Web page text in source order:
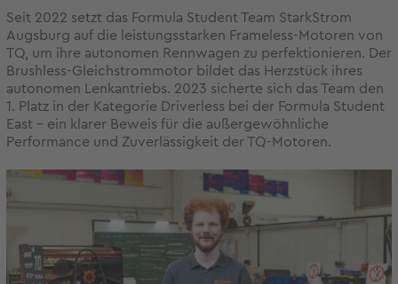
Seit 2022 setzt das Formula Student Team StarkStrom
Augsburg auf die leistungsstarken Frameless-Motoren von
TQ, um ihre autonomen Rennwagen zu perfektionieren. Der
Brushless-Gleichstrommotor bildet das Herzstück ihres
autonomen Lenkantriebs. 2023 sicherte sich das Team den
1. Platz in der Kategorie Driverless bei der Formula Student
East – ein klarer Beweis für die außergewöhnliche
Performance und Zuverlässigkeit der TQ-Motoren.